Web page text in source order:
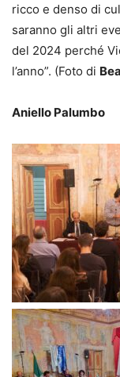
ricco e denso di
saranno gli altri
del 2024 perché
l’anno”. (Foto di
Aniello Palumbo